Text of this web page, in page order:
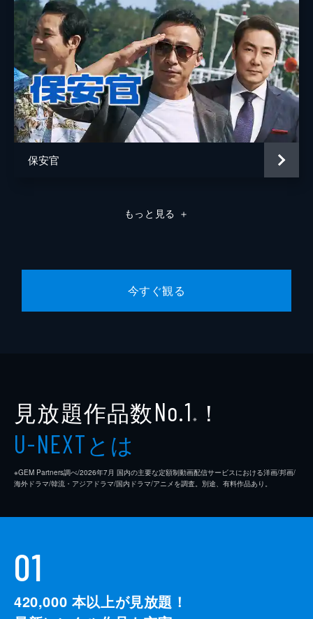
保安官
もっと見る ＋
今すぐ観る
見放題作品数No.1 ※ ！
U-NEXTとは
※GEM Partners調べ/2026年7⽉ 国内の主要な定額制動画配信サービスにおける洋画/邦画/
海外ドラマ/韓流・アジアドラマ/国内ドラマ/アニメを調査。別途、有料作品あり。
01
420,000 本以上が見放題！